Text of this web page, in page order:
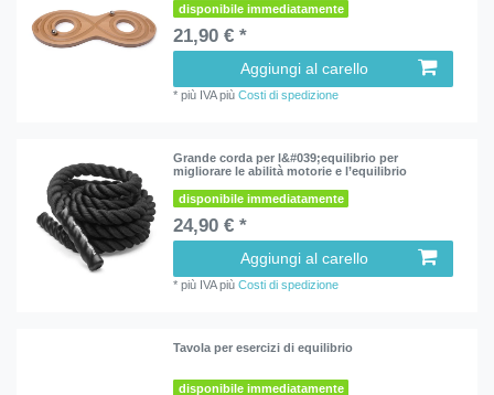
disponibile immediatamente
21,90 € *
Aggiungi al carello
*più IVApiùCosti di spedizione
Grande corda per l&#039;equilibrio per
migliorare le abilità motorie e l’equilibrio
disponibile immediatamente
24,90 € *
Aggiungi al carello
*più IVApiùCosti di spedizione
Tavola per esercizi di equilibrio
disponibile immediatamente